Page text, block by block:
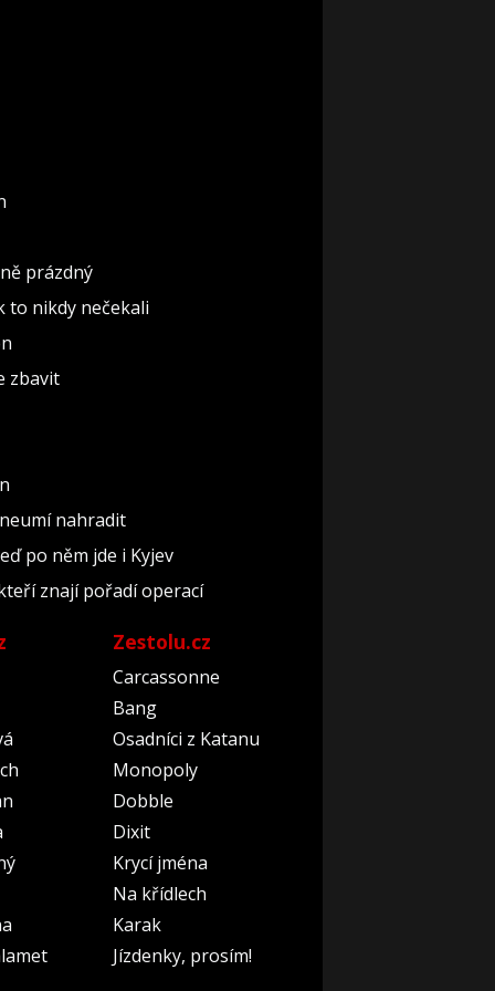
prázdný
to nikdy nečekali
zbavit
nahradit
po něm jde i Kyjev
znají pořadí operací
Zestolu.cz
Carcassonne
Bang
Osadníci z Katanu
Monopoly
Dobble
Dixit
Krycí jména
Na křídlech
Karak
Jízdenky, prosím!